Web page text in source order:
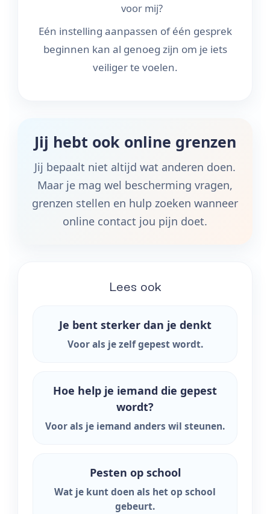
voor mij?
Eén instelling aanpassen of één gesprek
beginnen kan al genoeg zijn om je iets
veiliger te voelen.
Jij hebt ook online grenzen
Jij bepaalt niet altijd wat anderen doen.
Maar je mag wel bescherming vragen,
grenzen stellen en hulp zoeken wanneer
online contact jou pijn doet.
Lees ook
Je bent sterker dan je denkt
Voor als je zelf gepest wordt.
Hoe help je iemand die gepest
wordt?
Voor als je iemand anders wil steunen.
Pesten op school
Wat je kunt doen als het op school
gebeurt.